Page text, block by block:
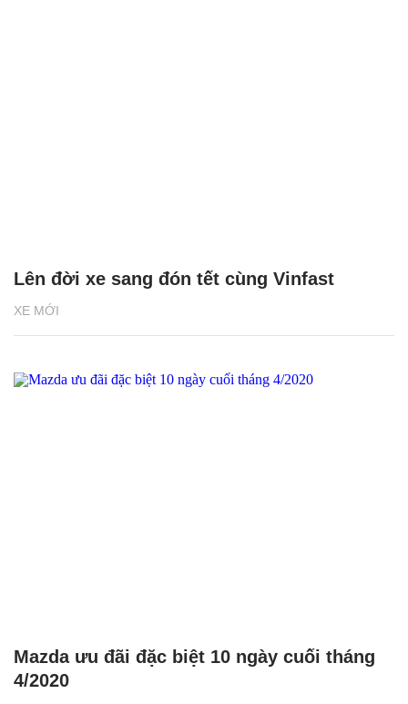
XE MỚI
Lên đời xe sang đón tết cùng Vinfast
Mazda ưu đãi đặc biệt 10 ngày cuối tháng
4/2020